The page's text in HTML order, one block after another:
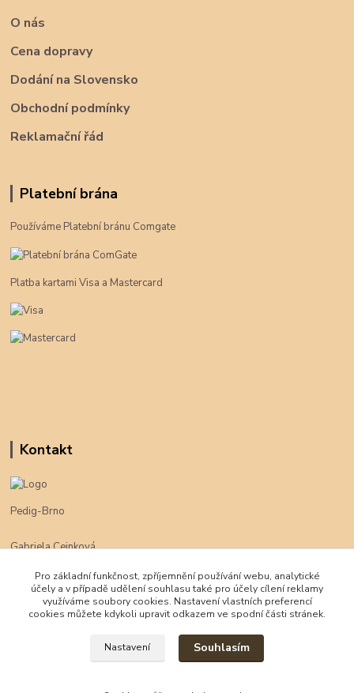
O nás
Cena dopravy
Dodání na Slovensko
Obchodní podmínky
Reklamační řád
Platební brána
Používáme Platební bránu Comgate
Platba kartami Visa a Mastercard
Kontakt
Pedig-Brno
Gabriela Cejnková
klimpe@klimpe.cz
Pro základní funkčnost, zpříjemnění používání webu, analytické
účely a v případě udělení souhlasu také pro účely cílení reklamy
využíváme soubory cookies. Nastavení vlastních preferencí
cookies můžete kdykoli upravit odkazem ve spodní části stránek.
Nastavení Souhlasím